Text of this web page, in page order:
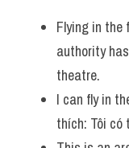
Flying in the
authority
theatre.
I can fly in
thích: Tôi